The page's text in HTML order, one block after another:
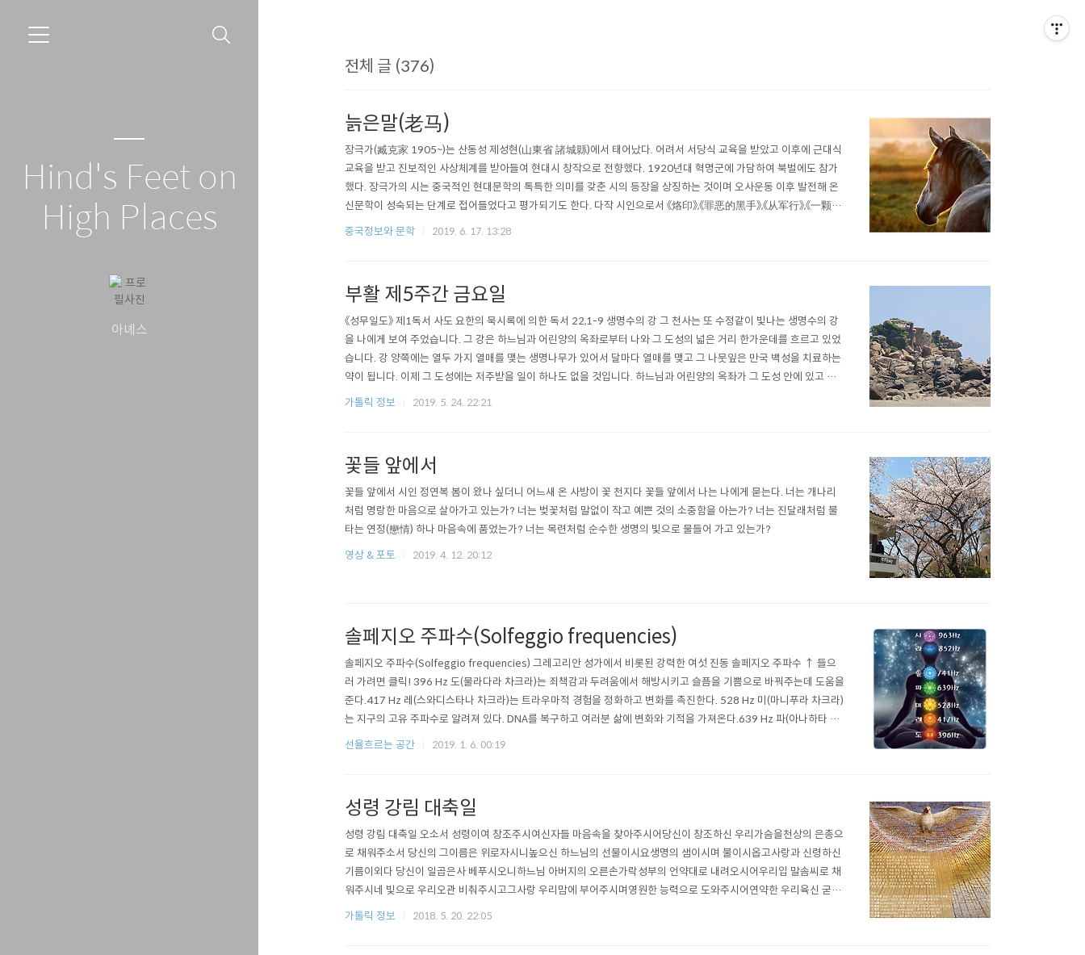
Hind's Feet on
High Places
아녜스
전체 글 (376)
늙은말(老马)
장극가(臧克家 1905~)는 산동성 제성현(山東省 諸城縣)에서 태어났다. 어려서 서당식 교육을 받았고 이후에 근대식
교육을 받고 진보적인 사상체계를 받아들여 현대시 창작으로 전향했다. 1920년대 혁명군에 가담하여 북벌에도 참가
했다. 장극가의 시는 중국적인 현대문학의 톡특한 의미를 갖춘 시의 등장을 상징하는 것이며 오사운동 이후 발전해 온
신문학이 성숙되는 단계로 접어들었다고 평가되기도 한다. 다작 시인으로서 《烙印》,《罪恶的黑手》,《从军行》,《一颗新
星》,《春风集》등 200여권의 시집을 발표하였다. ▷ 늙은 말(老馬)의 지혜(智慧) 중국의 정치학 교과서인 한비자(韓非
중국정보와 문학 2019. 6. 17. 13:28
부활 제5주간 금요일
《성무일도》 제1독서 사도 요한의 묵시록에 의한 독서 22,1-9 생명수의 강 그 천사는 또 수정같이 빛나는 생명수의 강
을 나에게 보여 주었습니다. 그 강은 하느님과 어린양의 옥좌로부터 나와 그 도성의 넓은 거리 한가운데를 흐르고 있었
습니다. 강 양쪽에는 열두 가지 열매를 맺는 생명나무가 있어서 달마다 열매를 맺고 그 나뭇잎은 만국 백성을 치료하는
약이 됩니다. 이제 그 도성에는 저주받을 일이 하나도 없을 것입니다. 하느님과 어린양의 옥좌가 그 도성 안에 있고 그
분의 종들이 그분을 섬기며 그 얼굴을 뵈올 것입니다. 그리고 그들의 이마에는 하느님의 이름이 새겨져 있을 것입니다.
가톨릭 정보 2019. 5. 24. 22:21
꽃들 앞에서
꽃들 앞에서 시인 정연복 봄이 왔나 싶더니 어느새 온 사방이 꽃 천지다 꽃들 앞에서 나는 나에게 묻는다. 너는 개나리
처럼 명랑한 마음으로 살아가고 있는가? 너는 벚꽃처럼 말없이 작고 예쁜 것의 소중함을 아는가? 너는 진달래처럼 불
타는 연정(戀情) 하나 마음속에 품었는가? 너는 목련처럼 순수한 생명의 빛으로 물들어 가고 있는가?
영상 & 포토
2019. 4. 12. 20:12
솔페지오 주파수(Solfeggio frequencies)
솔페지오 주파수(Solfeggio frequencies) 그레고리안 성가에서 비롯된 강력한 여섯 진동 솔페지오 주파수 ↑ 들으
러 가려면 클릭! 396 Hz 도(물라다라 차크라)는 죄책감과 두려움에서 해방시키고 슬픔을 기쁨으로 바꿔주는데 도움을
준다.417 Hz 레(스와디스타나 차크라)는 트라우마적 경험을 정화하고 변화를 촉진한다. 528 Hz 미(마니푸라 차크라)
는 지구의 고유 주파수로 알려져 있다. DNA를 복구하고 여러분 삶에 변화와 기적을 가져온다.639 Hz 파(아나하타 차
크라)는 소통, 이해, 인내 그리고 사랑을 증가시킨다. 다시 말해 관계를 강화시킨다.741 Hz 솔(비슈디 차크라)은 순수하
선율흐르는 공간 2019. 1. 6. 00:19
성령 강림 대축일
성령 강림 대축일 오소서 성령이여 창조주시여신자들 마음속을 찾아주시어당신이 창조하신 우리가슴을천상의 은총으
로 채워주소서 당신의 그이름은 위로자시니높으신 하느님의 선물이시요생명의 샘이시며 불이시옵고사랑과 신령하신
기름이외다 당신이 일곱은사 베푸시오니하느님 아버지의 오른손가락성부의 언약대로 내려오시어우리입 말솜씨로 채
워주시네 빛으로 우리오관 비춰주시고그사랑 우리맘에 부어주시며영원한 능력으로 도와주시어연약한 우리육신 굳게
하소서 원수를 멀리멀리 쫓아주시고언제나 당신평화 내려주소서앞장서 이끄시는 당신손길에해로운 모든것을 피하리
가톨릭 정보 2018. 5. 20. 22:05